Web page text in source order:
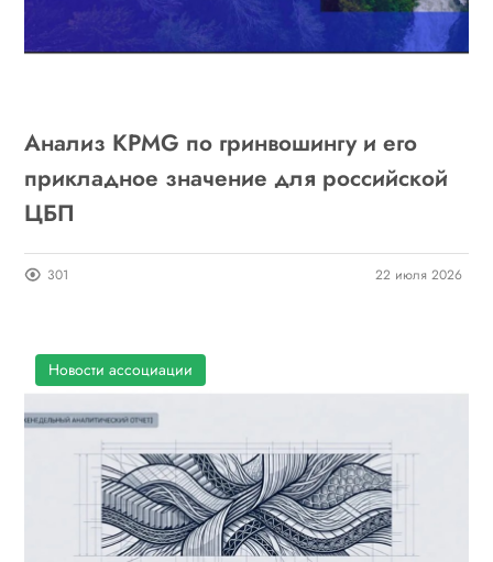
Анализ KPMG по гринвошингу и его
прикладное значение для российской
ЦБП
301 22 июля 2026
Новости ассоциации